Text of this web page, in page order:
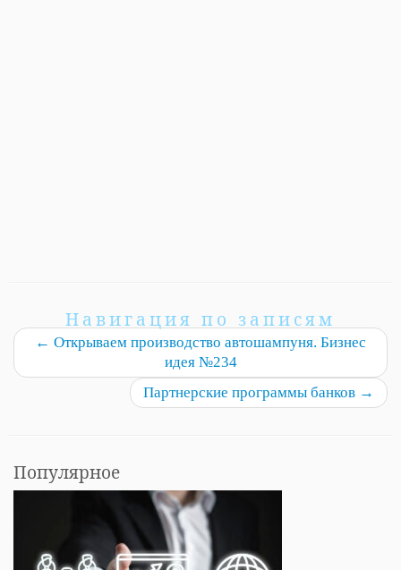
Навигация по записям
← Открываем производство автошампуня. Бизнес
идея №234
Партнерские программы банков →
Популярное